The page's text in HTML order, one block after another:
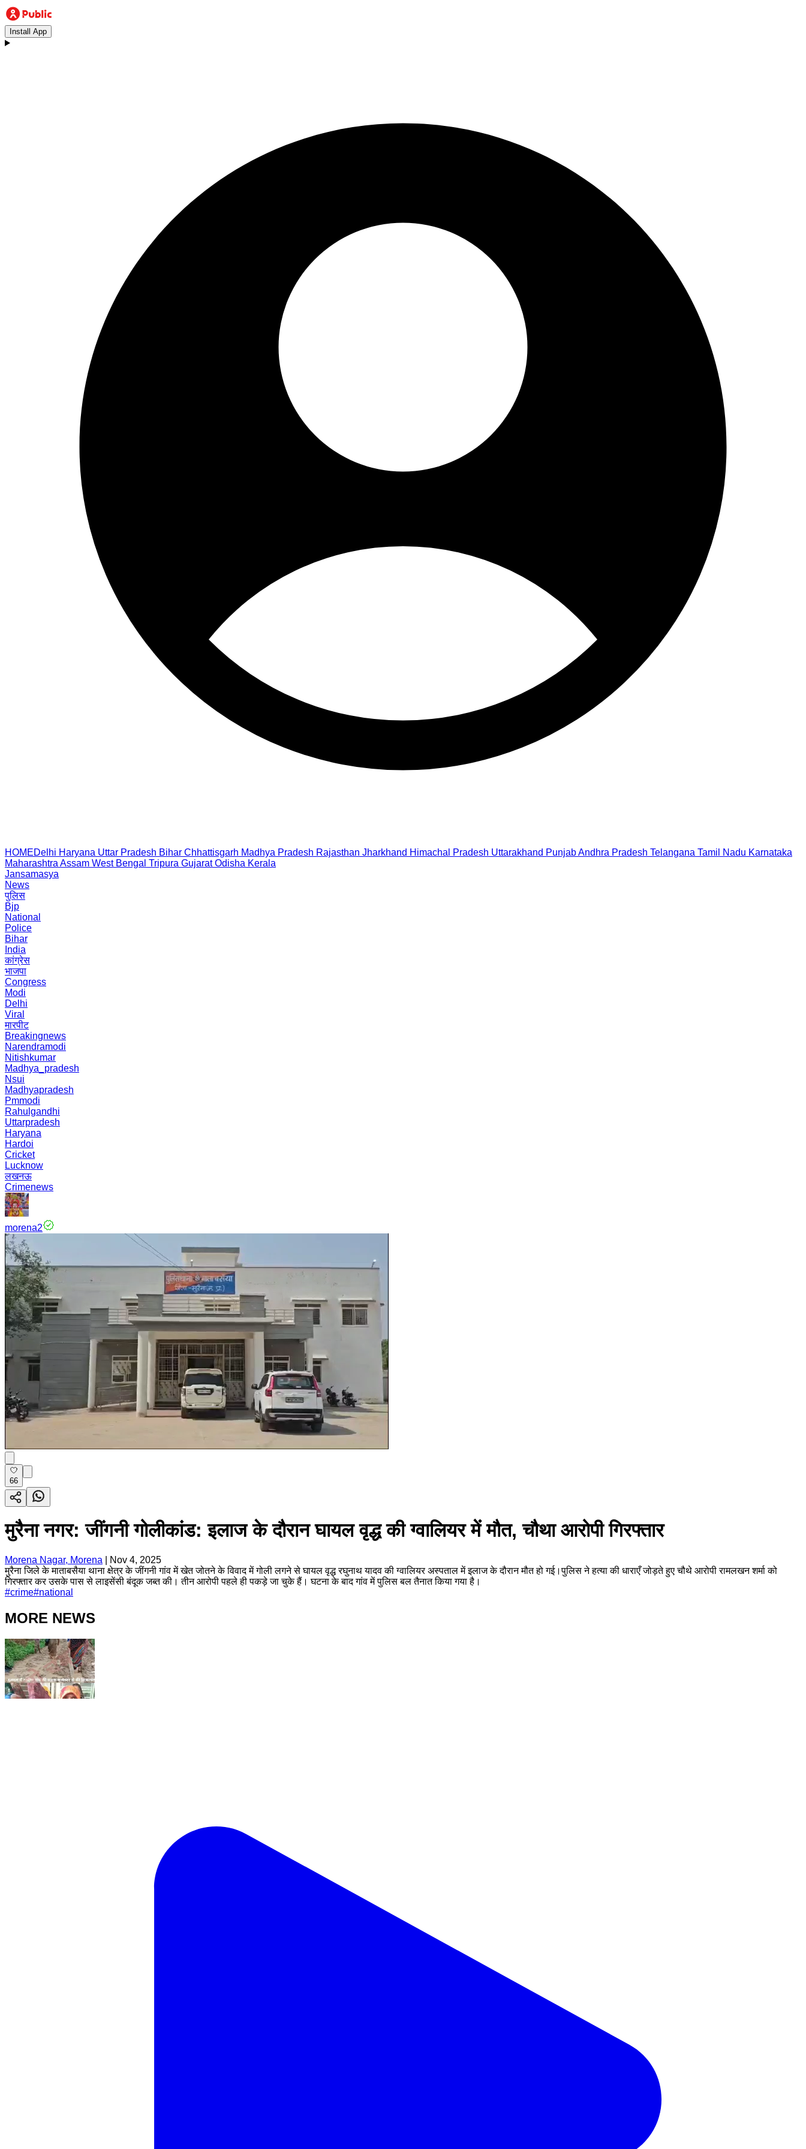
Install App
HOMEDelhi Haryana Uttar Pradesh Bihar Chhattisgarh Madhya Pradesh Rajasthan Jharkhand Himachal Pradesh Uttarakhand PunjabAndhra Pradesh Telangana Tamil Nadu Karnataka
Maharashtra Assam West Bengal Tripura Gujarat Odisha Kerala
Jansamasya
News
पुलिस
Bjp
National
Police
Bihar
India
कांग्रेस
भाजपा
Congress
Modi
Delhi
Viral
मारपीट
Breakingnews
Narendramodi
Nitishkumar
Madhya_pradesh
Nsui
Madhyapradesh
Pmmodi
Rahulgandhi
Uttarpradesh
Haryana
Hardoi
Cricket
Lucknow
लखनऊ
Crimenews
morena2
66
मुरैना नगर: जींगनी गोलीकांड: इलाज के दौरान घायल वृद्ध की ग्वालियर में मौत, चौथा आरोपी गिरफ्तार
Morena Nagar, Morena
Nov 4, 2025
मुरैना जिले के माताबसैया थाना क्षेत्र के जींगनी गांव में खेत जोतने के विवाद में गोली लगने से घायल वृद्ध रघुनाथ यादव की ग्वालियर अस्पताल में इलाज के दौरान मौत हो गई।पुलिस ने हत्या की धाराएँ जोड़ते हुए चौथे आरोपी रामलखन शर्मा को
गिरफ्तार कर उसके पास से लाइसेंसी बंदूक जब्त की। तीन आरोपी पहले ही पकड़े जा चुके हैं। घटना के बाद गांव में पुलिस बल तैनात किया गया है।
#crime#national
MORE NEWS